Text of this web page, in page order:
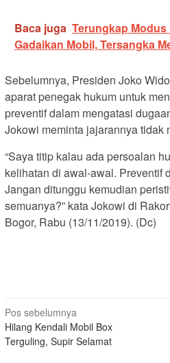
Baca juga Terungkap
Gadaikan Mobil, Tersangka
Sebelumnya, Presiden Joko
aparat penegak hukum untuk
preventif dalam mengatasi
Jokowi meminta jajarannya tidak
“Saya titip kalau ada persoalan
kelihatan di awal-awal. Preventif
Jangan ditunggu kemudian
semuanya?” kata Jokowi di
Bogor, Rabu (13/11/2019). (Dc)
Navigasi
pos
Pos sebelumnya
Hilang Kendali Mobil Box
Terguling, Supir Selamat